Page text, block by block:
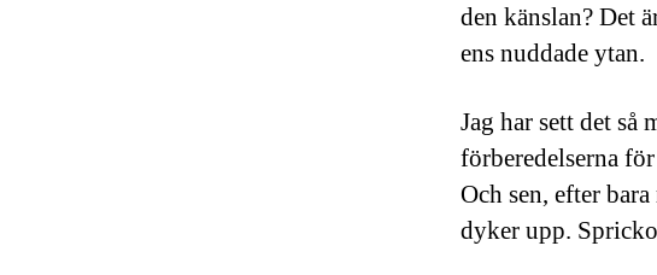
den känslan? Det
ens nuddade ytan.
Jag har sett det så
förberedelserna
Och sen, efter
dyker upp.